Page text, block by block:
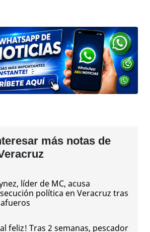
más notas de
líder de MC, acusa
política en Veracruz tras
feliz! Tras 2 semanas, pescador